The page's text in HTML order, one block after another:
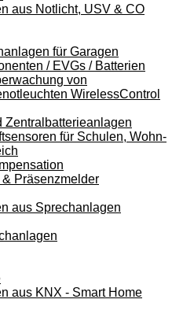
aus Notlicht, USV & CO
für Garagen
/ EVGs / Batterien
von
WirelessControl
Zentralbatterieanlagen
für Schulen, Wohn-
Präsenzmelder
aus Sprechanlagen
aus KNX - Smart Home